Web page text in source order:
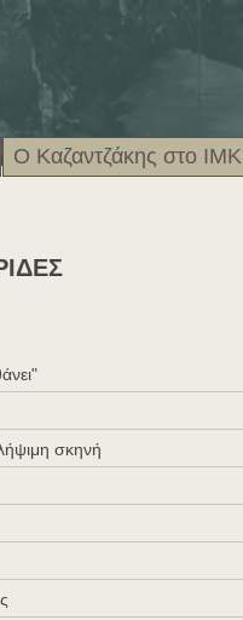
Ο Καζαντζάκης στο ΙΜΚ
σκηνή